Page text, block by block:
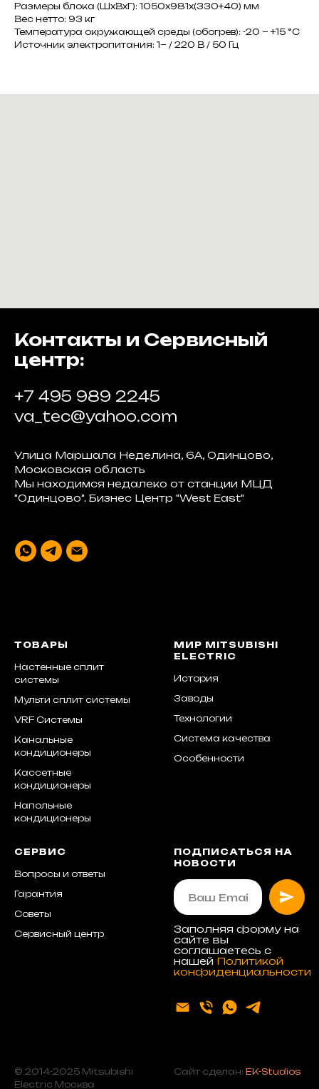
Размеры блока (ШxВxГ): 1050x981x(330+40) мм
Вес нетто: 93 кг
Температура окружающей среды (обогрев): -20 ~ +15 °C
Источник электропитания: 1~ / 220 В / 50 Гц
Контакты и Сервисный
центр:
+7 495 989 2245
va_tec@yahoo.com
Улица Маршала Неделина, 6А, Одинцово,
Московская область
Мы находимся недалеко от станции МЦД
"Одинцово". Бизнес Центр "West East"
ТОВАРЫ
Настенные сплит
системы
Мульти сплит системы
VRF Системы
Канальные
кондиционеры
Кассетные
кондиционеры
Напольные
кондиционеры
МИР MITSUBISHI
ELECTRIC
История
Заводы
Технологии
Система качества
Особенности
СЕРВИС
Вопросы и ответы
Гарантия
Советы
Сервисный центр
ПОДПИСАТЬСЯ НА
НОВОСТИ
Заполняя форму на
сайте вы
соглашаетесь с
нашей Политикой
конфиденциальности
© 2014-2025 Mitsubishi
Electric Москва
Сайт сделан: EK-Studios